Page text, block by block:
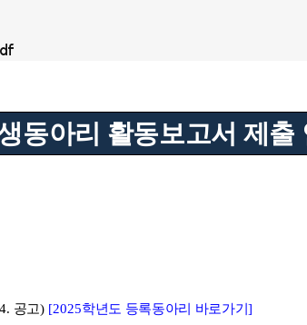
동아리 활동보고서 제출
공고) [2025학년도 등록동아리 바로가기]